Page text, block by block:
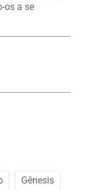
os a se
Gênesis